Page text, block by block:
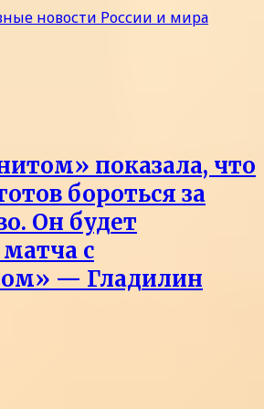
показала, что
бороться за
Он будет
с
— Гладилин